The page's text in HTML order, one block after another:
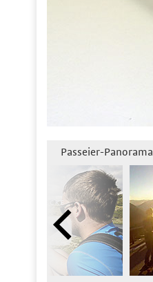
Passeier-Panorama